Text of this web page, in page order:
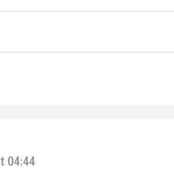
04:44